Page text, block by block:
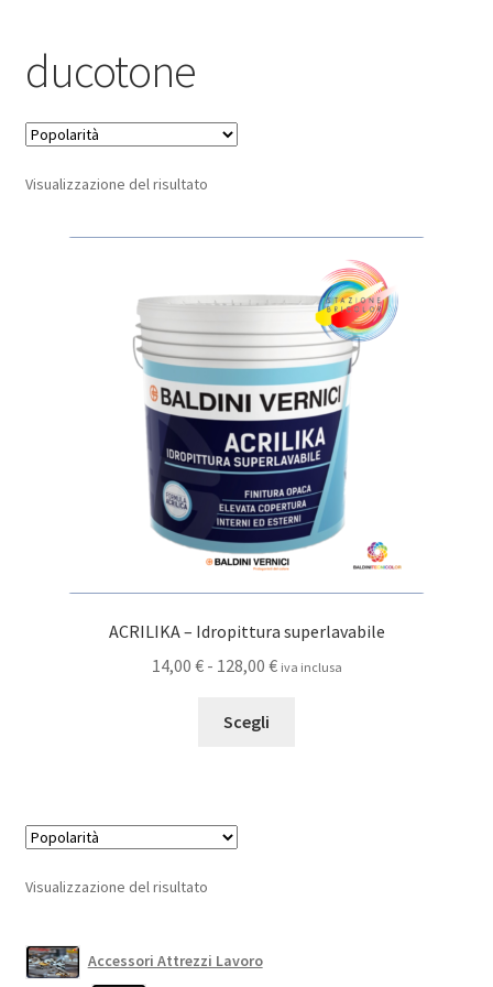
ducotone
Visualizzazione del risultato
ACRILIKA – Idropittura superlavabile
14,00 € - 128,00 €Fascia
iva inclusa
Scegli
Visualizzazione del risultato
Accessori Attrezzi Lavoro